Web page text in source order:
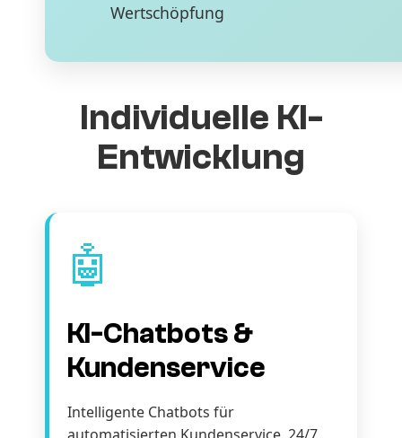
Wertschöpfung
Individuelle KI-
Entwicklung
🤖
KI-Chatbots &
Kundenservice
Intelligente Chatbots für